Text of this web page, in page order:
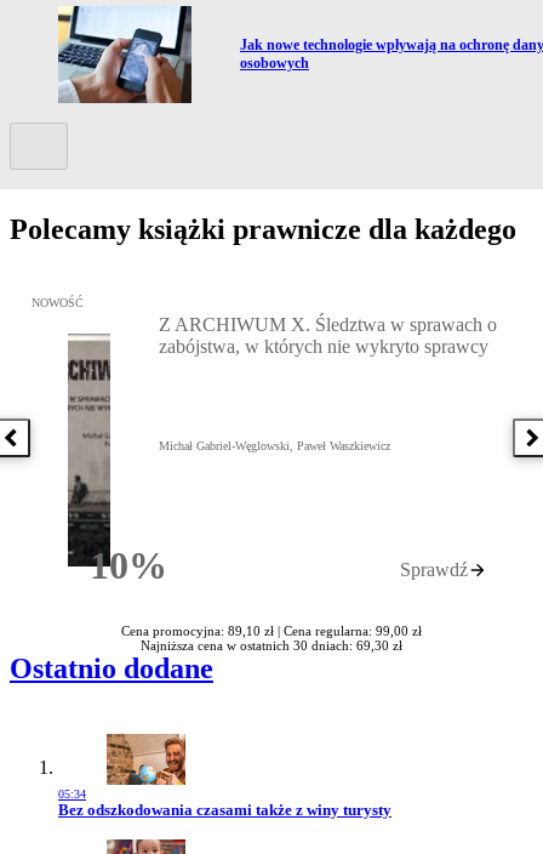
Przejdź do artykułu:
Jak nowe technologie wpływają na ochronę
osobowych
Polecamy książki prawnicze dla każdego
Poprzednia książka
Przejdź do: Z ARCHIWUM X. Śledztwa w sprawach o
NOWOŚĆ
10%Rabatu
Z ARCHIWUM X. Śledztwa w sprawach o
zabójstwa, w których nie wykryto sprawcy
Michał Gabriel-Węglowski, Paweł Waszkiewicz
Sprawdź
Cena promocyjna: 89,10 zł | Cena regularna: 99,00 zł
Najniższa cena w ostatnich 30 dniach: 69,30 zł
Ostatnio dodane
05:34
Przejdź do artykułu:
Bez odszkodowania czasami także z winy turysty